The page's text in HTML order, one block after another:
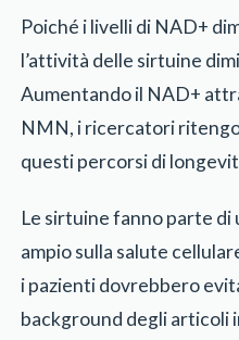
Poiché i livelli di NAD+
l’attività delle sirtuine
Aumentando il NAD+
NMN, i ricercatori
questi percorsi di
Le sirtuine fanno parte
ampio sulla salute
i pazienti dovrebbero
background degli articoli